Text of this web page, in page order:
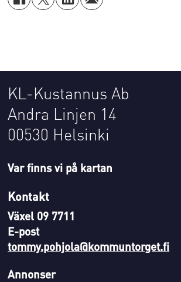
KL-Kustannus Ab
Andra Linjen 14
00530 Helsinki
Var finns vi på kartan
Kontakt
Växel 09 7711
E-post
tommy.pohjola@kommuntorget.fi
Annonser